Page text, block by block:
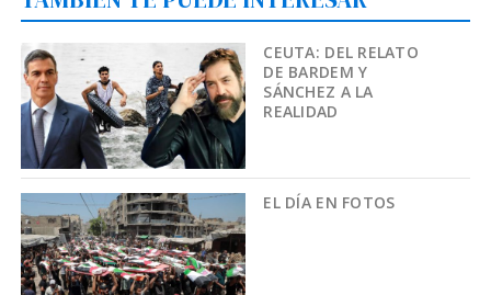
CEUTA: DEL RELATO
DE BARDEM Y
SÁNCHEZ A LA
REALIDAD
EL DÍA EN FOTOS